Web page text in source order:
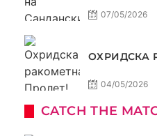
07/05/2026
ОХРИДСКА
04/05/2026
CATCH THE